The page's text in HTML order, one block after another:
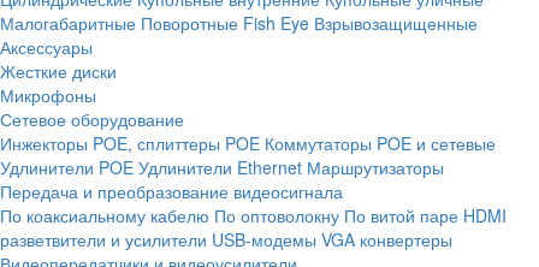
Малогабаритные Поворотные Fish Eye Взрывозащищенные
Аксессуары
Жесткие диски
Микрофоны
Сетевое оборудование
Инжекторы POE, сплиттеры POE Коммутаторы POE и сетевые
Удлинители POE Удлинители Ethernet Маршрутизаторы
Передача и преобразование видеосигнала
По коаксиальному кабелю По оптоволокну По витой паре HDMI
разветвители и усилители USB-модемы VGA конвертеры